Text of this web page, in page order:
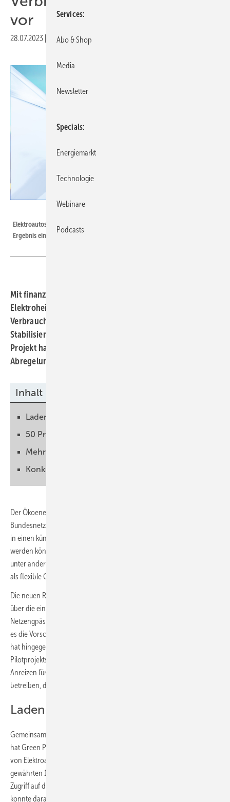
vor
28.07.2023 Druckvorschau
Elektroautos können mit ihrer Flexibilität das Stromnetz stützen. Das ist das
Ergebnis eines Pilotversuchs.
Mit finanziellen Anreizen stellen Betreiber:innen von
Elektroheizungen, Elektroautos oder anderen
Verbrauchern die Flexibilität ihrer Geräte zur
Stabilisierung des Stromsystems zur Verfügung. Ein
Projekt hat gezeigt, dass dies besser ist, als die einfache
Abregelung.
Inhalt
Laden von Elektroautos steuern
50 Prozent weniger Netzengpässe beim Laden
Mehr Erneuerbare integrieren
Konkrete Regeln sind dringend notwendig
Der Ökoenergieversorger Green Planet Energy hat der
Bundesnetzagentur Vorschläge unterbreitet, wie flexible Verbraucher
in einen künftigen Strommarkt mit viel Grünstrom eingebunden
werden können. Bei diesen flexiblen Verbrauchern handelt es sich
unter anderem um Elektroautos, aber auch Elektroheizungen können
als flexible Geräte das Stromsystem unterstützen.
Die neuen Regelungen, die Green Planet Energy vorschlägt, gehen
über die einfache Drosselung oder Abschaltung von Lasten bei
Netzengpässen durch die Netzbetreiber hinaus. So zumindest sehen
es die Vorschläge der Bundesnetzagentur vor. Green Planet Energy
hat hingegen zusammen mit weiteren Partnern im Rahmen eines
Pilotprojekts Flexhafen gezeigt, dass auf der Basis von marktlichen
Anreizen für Endkund:innen, wenn sie ihre Verbraucher flexible
betreiben, dem Stromsystem viel mehr nützen könnten.
Laden von Elektroautos steuern
Gemeinsam mit Stromnetz Hamburg, Energiedock und Be Charged
hat Green Planet Energy eine virtuelle Plattform zum flexiblen Betrieb
von Elektroautos aufgebaut und zwei Monate lang getestet. Dabei
gewährten 14 Kund:innen von Green Planet Energy dem Projekt
Zugriff auf die Ladeboxen ihrer Elektroautos. Green Planet Energy
konnte daraufhin die Ladevorgänge der Fahrzeuge zeitlich so
Services
Abo & Shop
Media
Newsletter
Specials
Energiemarkt
Technologie
Webinare
Podcasts